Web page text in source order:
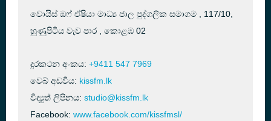
වොයිස් ඔෆ් ඒෂියා මාධ්‍ය ජාල පුද්ගලික සමාගම , 117/10,
හුණුපිටිය වැව පාර , කොළඹ 02
දුරකථන අංකය: +9411 547 7969
වෙබ් අඩවිය: kissfm.lk
විද්‍යුත් ලිපිනය: studio@kissfm.lk
Facebook: www.facebook.com/kissfmsl/